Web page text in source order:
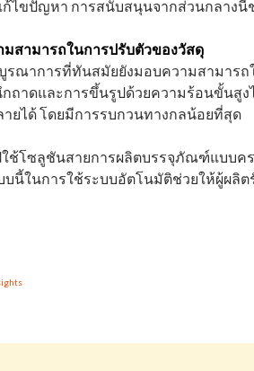
ก้ไขปัญหา การสนับสนุนจากส่วนกลางนี้
มสามารถในการปรับตัวของวัสดุ
รณาการที่ทันสมัยยังมอบความสามาร
ถาดและการขึ้นรูปด้วยความร้อนขั้นสู
ายได้ โดยมีการรบกวนทางกลน้อยที่สุด
ใช้โซลูชันสายการผลิตบรรจุภัณฑ์แบ
บนี้ในการใช้ระบบอัตโนมัติช่วยให้ผู้ผ